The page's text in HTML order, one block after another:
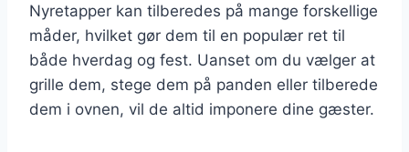
Nyretapper kan tilberedes på mange forskellige
måder, hvilket gør dem til en populær ret til
både hverdag og fest. Uanset om du vælger at
grille dem, stege dem på panden eller tilberede
dem i ovnen, vil de altid imponere dine gæster.